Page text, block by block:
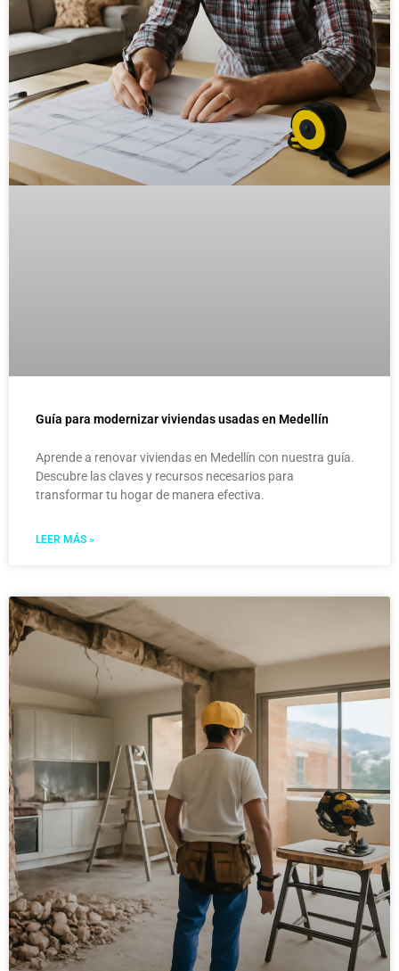
Guía para modernizar viviendas usadas en Medellín
Aprende a renovar viviendas en Medellín con nuestra guía.
Descubre las claves y recursos necesarios para
transformar tu hogar de manera efectiva.
LEER MÁS »